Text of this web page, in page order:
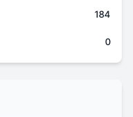
184
0